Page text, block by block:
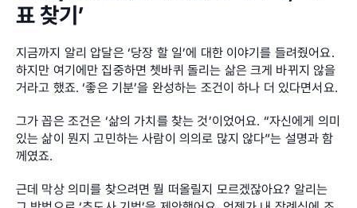
표 찾기’
지금까지 알리 압달은 ‘당장 할 일’에 대한 이야기를 들려줬어요.
하지만 여기에만 집중하면 쳇바퀴 돌리는 삶은 크게 바뀌지 않을
거라고 했죠. ‘좋은 기분’을 완성하는 조건이 하나 더 있다면서요.
그가 꼽은 조건은 ‘삶의 가치를 찾는 것’이었어요. “자신에게 의미
있는 삶이 뭔지 고민하는 사람이 의의로 많지 않다”는 설명과 함
께였죠.
근데 막상 의미를 찾으려면 뭘 떠올릴지 모르겠잖아요? 알리는